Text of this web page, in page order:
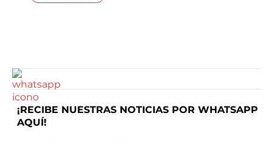
¡RECIBE NUESTRAS NOTICIAS POR WHATSAPP
AQUÍ!